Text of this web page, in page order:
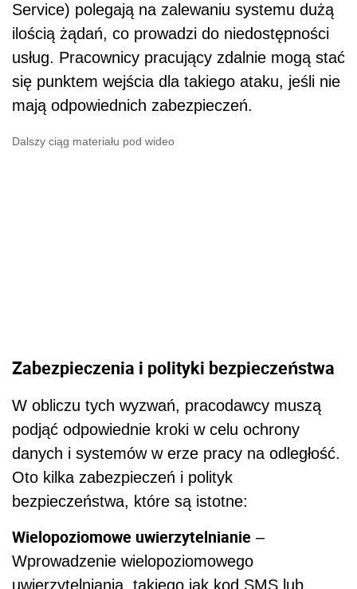
Service) polegają na zalewaniu systemu dużą
ilością żądań, co prowadzi do niedostępności
usług. Pracownicy pracujący zdalnie mogą stać
się punktem wejścia dla takiego ataku, jeśli nie
mają odpowiednich zabezpieczeń.
Dalszy ciąg materiału pod wideo
Zabezpieczenia i polityki bezpieczeństwa
W obliczu tych wyzwań, pracodawcy muszą
podjąć odpowiednie kroki w celu ochrony
danych i systemów w erze pracy na odległość.
Oto kilka zabezpieczeń i polityk
bezpieczeństwa, które są istotne:
Wielopoziomowe uwierzytelnianie –
Wprowadzenie wielopoziomowego
uwierzytelniania, takiego jak kod SMS lub